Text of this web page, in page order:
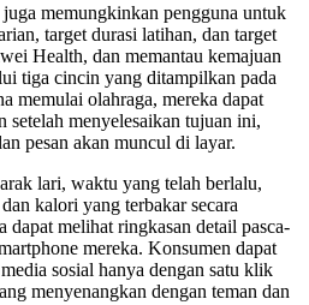
memungkinkan pengguna untuk
target durasi latihan, dan target
Health, dan memantau kemajuan
tiga cincin yang ditampilkan pada
memulai olahraga, mereka dapat
setelah menyelesaikan tujuan ini,
pesan akan muncul di layar.
lari, waktu yang telah berlalu,
kalori yang terbakar secara
dapat melihat ringkasan detail pasca-
mereka. Konsumen dapat
sosial hanya dengan satu klik
menyenangkan dengan teman dan